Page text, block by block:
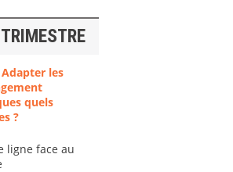
]
[ Ressource électronique ]
les
quels
?
ligne face au